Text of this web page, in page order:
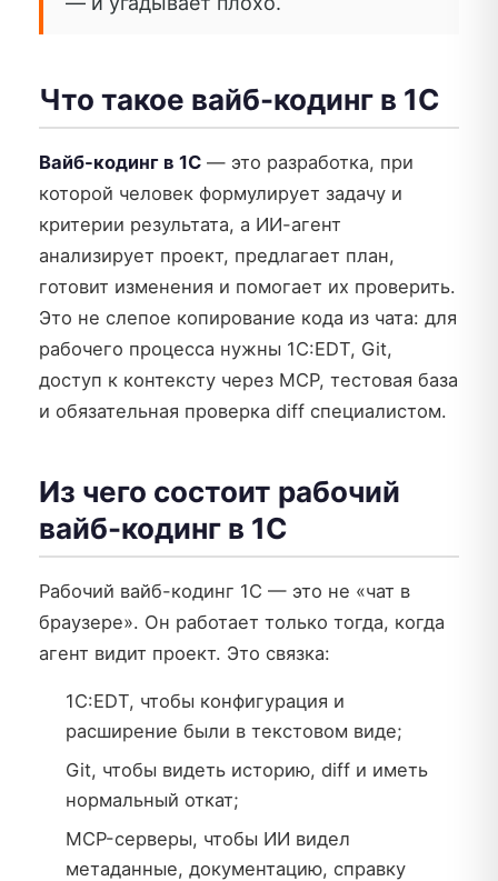
Что такое вайб-кодинг в 1С
Вайб-кодинг в 1С — это разработка, при
которой человек формулирует задачу и
критерии результата, а ИИ-агент
анализирует проект, предлагает план,
готовит изменения и помогает их проверить.
Это не слепое копирование кода из чата: для
рабочего процесса нужны 1С:EDT, Git,
доступ к контексту через MCP, тестовая база
и обязательная проверка diff специалистом.
Из чего состоит рабочий
вайб-кодинг в 1С
Рабочий вайб-кодинг 1С — это не «чат в
браузере». Он работает только тогда, когда
агент видит проект. Это связка:
1С:EDT, чтобы конфигурация и
расширение были в текстовом виде;
Git, чтобы видеть историю, diff и иметь
нормальный откат;
MCP-серверы, чтобы ИИ видел
метаданные, документацию, справку